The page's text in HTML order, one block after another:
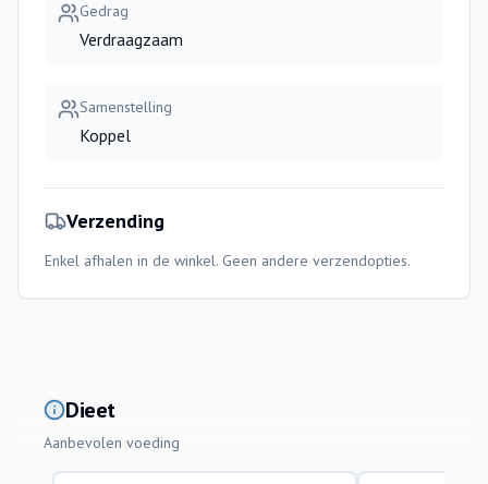
Gedrag
Verdraagzaam
Samenstelling
Koppel
Verzending
Enkel afhalen in de winkel. Geen andere verzendopties.
Dieet
Aanbevolen voeding